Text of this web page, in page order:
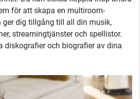
för att skapa en multiroom-
ger dig tillgång till all din musik,
streamingtjänster och spellistor.
diskografier och biografier av dina